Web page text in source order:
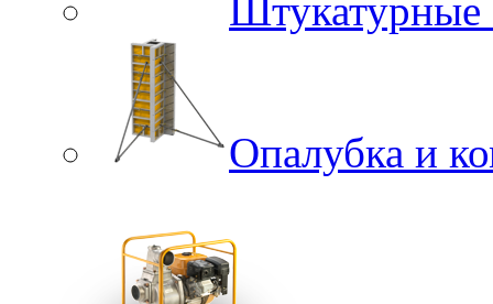
Штукатурные
Опалубка и